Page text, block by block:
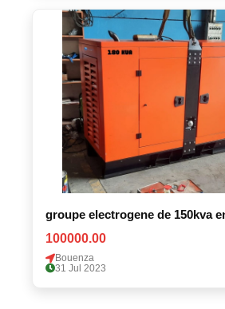
groupe electrogene de 150kva
100000.00
Bouenza
31 Jul 2023